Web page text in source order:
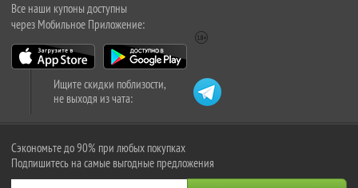
Все наши купоны доступны
через Мобильное Приложение:
Ищите скидки поблизости,
не выходя из чата:
Сэкономьте до 90% при любых покупках
Подпишитесь на самые выгодные предложения